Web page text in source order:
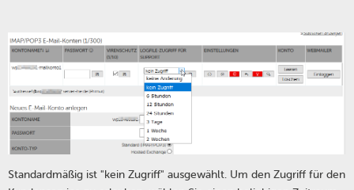
Standardmäßig ist "kein Zugriff" ausgewählt. Um den Zugriff für den